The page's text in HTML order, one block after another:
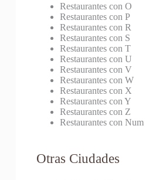
Restaurantes con O
Restaurantes con P
Restaurantes con R
Restaurantes con S
Restaurantes con T
Restaurantes con U
Restaurantes con V
Restaurantes con W
Restaurantes con X
Restaurantes con Y
Restaurantes con Z
Restaurantes con Num
Otras Ciudades